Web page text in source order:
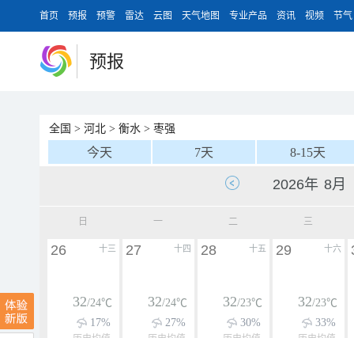
首页 预报 预警 雷达 云图 天气地图 专业产品 资讯 视频 节气
预报
全国 > 河北 > 衡水 > 枣强
今天 7天 8-15天
日 一 二 三
十三
26
32/24℃
17%
十四
27
32/24℃
27%
十五
28
32/23℃
30%
十六
29
32/23℃
33%